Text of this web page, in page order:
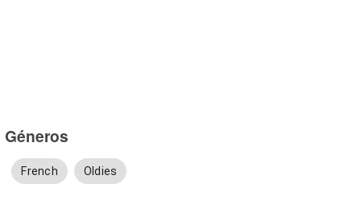
Géneros
French Oldies